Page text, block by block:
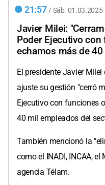
21:57 / Sáb. 01.03.2025
Javier Milei:
Poder Ejecutivo
echamos más de
El presidente Javier
ajuste su gestión "cerró
Ejecutivo con funciones
40 mil empleados del
También mencionó la
como el INADI, INCAA,
agencia Télam.